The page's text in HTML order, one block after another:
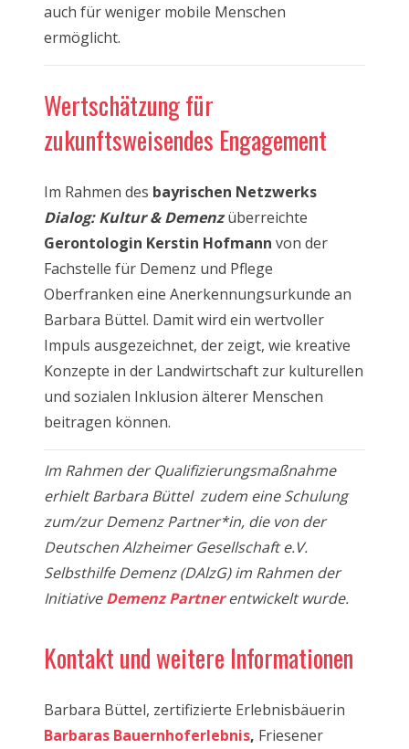
auch für weniger mobile Menschen
ermöglicht.
Wertschätzung für
zukunftsweisendes Engagement
Im Rahmen des bayrischen Netzwerks
Dialog: Kultur & Demenzüberreichte
Gerontologin Kerstin Hofmann von der
Fachstelle für Demenz und Pflege
Oberfranken eine Anerkennungsurkunde an
Barbara Büttel. Damit wird ein wertvoller
Impuls ausgezeichnet, der zeigt, wie kreative
Konzepte in der Landwirtschaft zur kulturellen
und sozialen Inklusion älterer Menschen
beitragen können.
Im Rahmen der Qualifizierungsmaßnahme
erhielt Barbara Büttel zudem eine Schulung
zum/zur Demenz Partner*in, die von der
Deutschen Alzheimer Gesellschaft e.V.
Selbsthilfe Demenz (DAlzG) im Rahmen der
InitiativeDemenz Partner entwickelt wurde.
Kontakt und weitere Informationen
Barbara Büttel, zertifizierte Erlebnisbäuerin
Barbaras Bauernhoferlebnis, Friesener